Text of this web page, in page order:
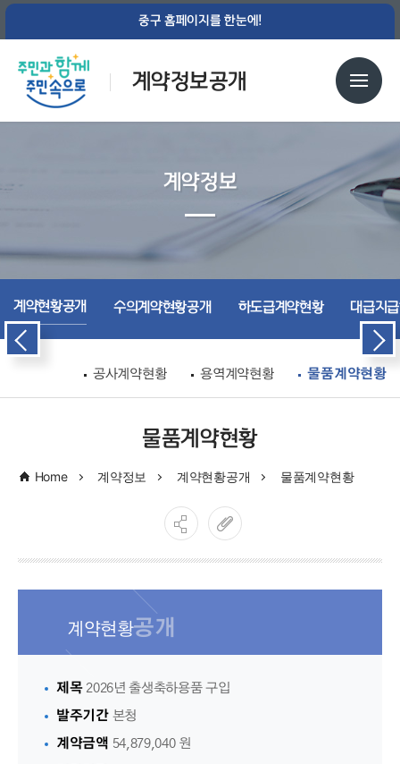
중구 홈페이지를 한눈에!
계약정보공개
계약정보
계약현황공개
공사계약현황 용역계약현황 물품계약현황
수의계약현황공개 하도급계약현황 대급지
물품계약현황
Home 계약정보 계약현황공개 물품계약현황
계약현황공개
제목2026년 출생축하용품 구입
발주기간본청
계약금액 54,879,040 원